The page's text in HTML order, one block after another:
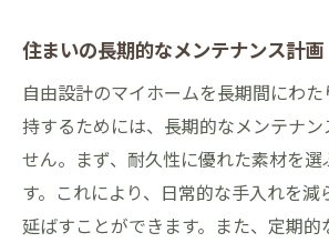
住まいの長期的なメンテナンス計画
自由設計のマイホームを長期間にわ
持するためには、長期的なメンテナ
せん。まず、耐久性に優れた素材を
す。これにより、日常的な手入れを減
延ばすことができます。また、定期